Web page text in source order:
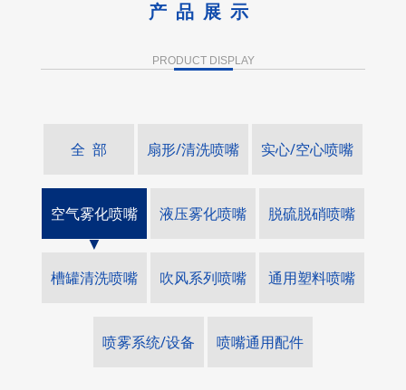
产品展示
PRODUCT DISPLAY
全 部 扇形/清洗喷嘴 实心/空心喷嘴
空气雾化喷嘴 液压雾化喷嘴 脱硫脱硝喷嘴
槽罐清洗喷嘴 吹风系列喷嘴 通用塑料喷嘴
喷雾系统/设备 喷嘴通用配件